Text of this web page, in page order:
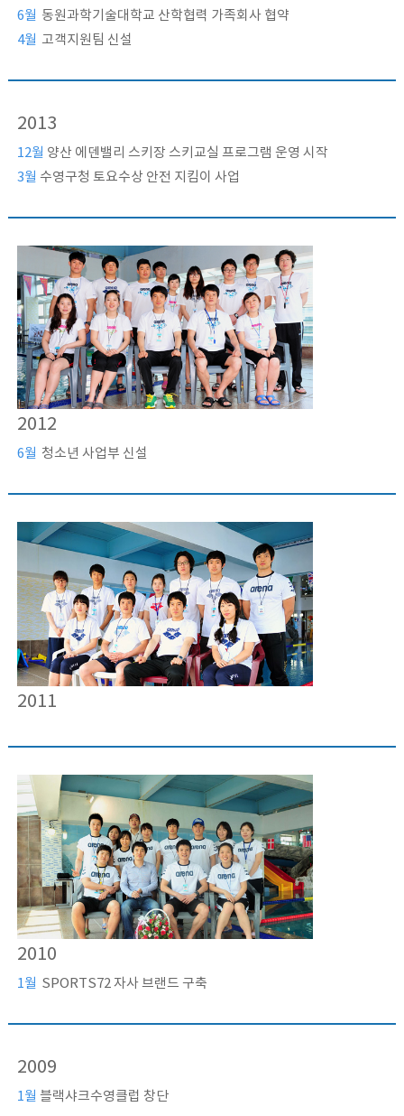
6월 동원과학기술대학교 산학협력 가족회사 협약
4월 고객지원팀 신설
2013
12월 양산 에덴밸리 스키장 스키교실 프로그램 운영 시작
3월 수영구청 토요수상 안전 지킴이 사업
2012
6월 청소년 사업부 신설
2011
2010
1월 SPORTS72 자사 브랜드 구축
2009
1월 블랙샤크수영클럽 창단